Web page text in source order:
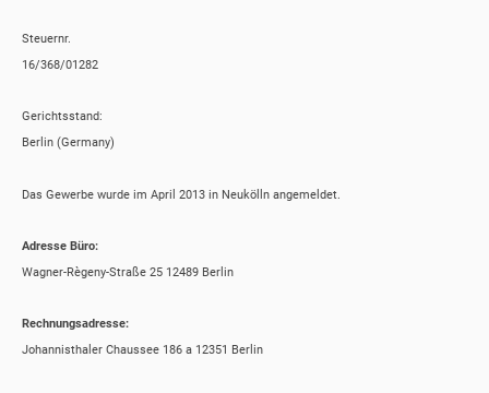
Steuernr.
16/368/01282
Gerichtsstand:
Berlin (Germany)
Das Gewerbe wurde im April 2013 in Neukölln angemeldet.
Adresse Büro:
Wagner-Règeny-Straße 25 12489 Berlin
Rechnungsadresse:
Johannisthaler Chaussee 186 a 12351 Berlin